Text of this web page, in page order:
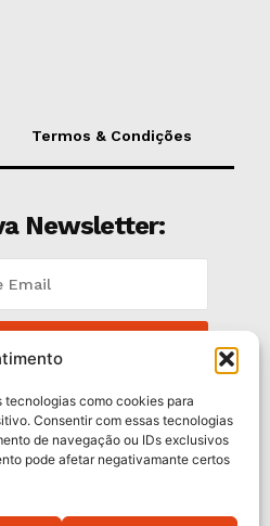
tecnologias como cookies para
Consentir com essas tecnologias
de navegação ou IDs exclusivos
pode afetar negativamante certos
Termos & Condições
Newsletter:
Política de Privacidade .